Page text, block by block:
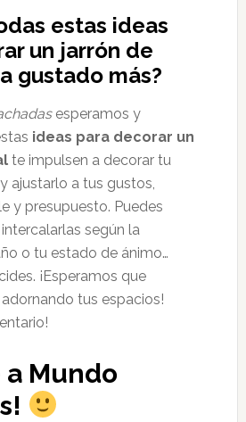
estas ideas
un jarrón de
gustado más?
esperamos y
ideas para decorar un
te impulsen a decorar tu
ajustarlo a tus gustos,
y presupuesto. Puedes
según la
o tu estado de ánimo…
¡Esperamos que
tus espacios!
a Mundo